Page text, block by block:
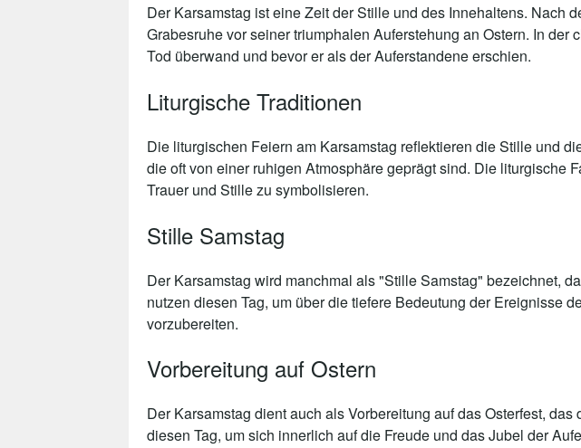
Der Karsamstag ist eine Zeit der Stille und des Innehaltens. Nach
Grabesruhe vor seiner triumphalen Auferstehung an Ostern. In
Tod überwand und bevor er als der Auferstandene erschien.
Liturgische Traditionen
Die liturgischen Feiern am Karsamstag reflektieren die Stille und
die oft von einer ruhigen Atmosphäre geprägt sind. Die liturgische
Trauer und Stille zu symbolisieren.
Stille Samstag
Der Karsamstag wird manchmal als "Stille Samstag" bezeichnet,
nutzen diesen Tag, um über die tiefere Bedeutung der Ereignisse
vorzubereiten.
Vorbereitung auf Ostern
Der Karsamstag dient auch als Vorbereitung auf das Osterfest,
diesen Tag, um sich innerlich auf die Freude und das Jubel der